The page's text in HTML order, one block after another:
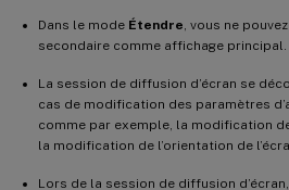
Dans le mode Étendre , vous ne
secondaire comme affichage principal.
La session de diffusion d’écran se
cas de modification des paramètres
comme par exemple, la modification
la modification de l’orientation de
Lors de la session de diffusion